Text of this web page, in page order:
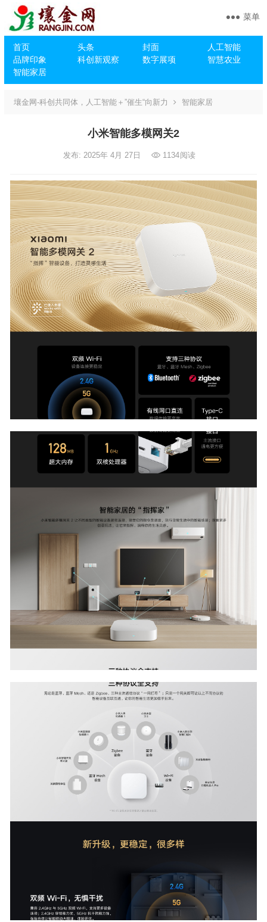
首页 头条 封面
人工智能
品牌印象
科创新观察 数字展项
智慧农业
智能家居
菜单
壤金网-科创共同体，人工智能＋”催生“向新力 智能家居
小米智能多模网关2
发布: 2025年 4月 27日 1134阅读